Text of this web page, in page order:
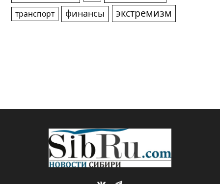
транспорт финансы экстремизм